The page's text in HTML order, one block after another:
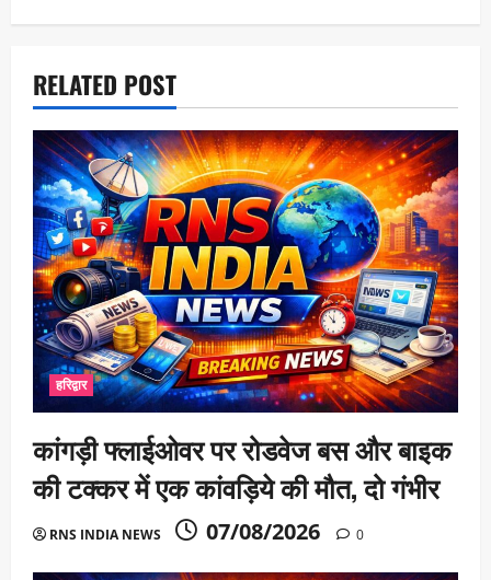
i
o
n
RELATED POST
हरिद्वार
कांगड़ी फ्लाईओवर पर रोडवेज बस और बाइक
की टक्कर में एक कांवड़िये की मौत, दो गंभीर
RNS INDIA NEWS 07/08/2026 0